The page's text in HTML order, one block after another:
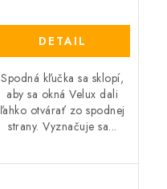
DETAIL
Spodná kľučka sa sklopí,
aby sa okná Velux dali
ľahko otvárať zo spodnej
strany. Vyznačuje sa...